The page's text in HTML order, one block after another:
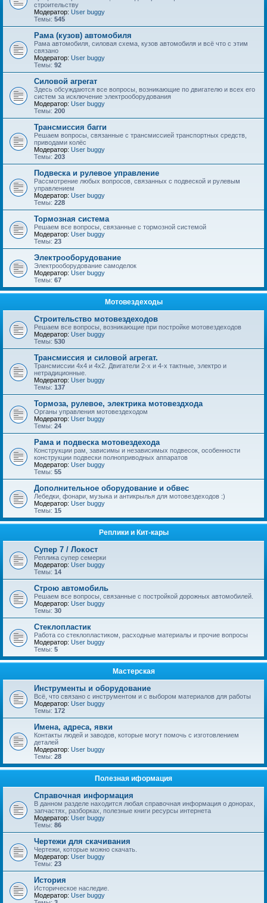
строительству
Модератор: User buggy
Темы: 545
Рама (кузов) автомобиля
Рама автомобиля, силовая схема, кузов автомобиля и всё что с этим
связано
Модератор: User buggy
Темы: 92
Силовой агрегат
Здесь обсуждаются все вопросы, возникающие по двигателю и всех его
систем за исключение электрооборудования
Модератор: User buggy
Темы: 200
Трансмиссия багги
Решаем вопросы, связанные с трансмиссией транспортных средств,
приводами колёс
Модератор: User buggy
Темы: 203
Подвеска и рулевое управление
Рассмотрение любых вопросов, связанных с подвеской и рулевым
управлением
Модератор: User buggy
Темы: 228
Тормозная система
Решаем все вопросы, связанные с тормозной системой
Модератор: User buggy
Темы: 23
Электрооборудование
Электрооборудование самоделок
Модератор: User buggy
Темы: 67
Мотовездеходы
Строительство мотовездеходов
Решаем все вопросы, возникающие при постройке мотовездеходов
Модератор: User buggy
Темы: 530
Трансмиссия и силовой агрегат.
Трансмиссии 4х4 и 4х2. Двигатели 2-х и 4-х тактные, электро и
нетрадиционные.
Модератор: User buggy
Темы: 137
Тормоза, рулевое, электрика мотовездхода
Органы управления мотовездеходом
Модератор: User buggy
Темы: 24
Рама и подвеска мотовездехода
Конструкции рам, зависимы и независимых подвесок, особенности
конструкции подвески полноприводных аппаратов
Модератор: User buggy
Темы: 55
Дополнительное оборудование и обвес
Лебедки, фонари, музыка и антикрылья для мотовездеходов :)
Модератор: User buggy
Темы: 15
Реплики и Кит-кары
Супер 7 / Локост
Реплика супер семерки
Модератор: User buggy
Темы: 14
Строю автомобиль
Решаем все вопросы, связанные с постройкой дорожных автомобилей.
Модератор: User buggy
Темы: 30
Стеклопластик
Работа со стеклопластиком, расходные материалы и прочие вопросы
Модератор: User buggy
Темы: 5
Мастерская
Инструменты и оборудование
Всё, что связано с инструментом и с выбором материалов для работы
Модератор: User buggy
Темы: 172
Имена, адреса, явки
Контакты людей и заводов, которые могут помочь с изготовлением
деталей
Модератор: User buggy
Темы: 28
Полезная иформация
Справочная информация
В данном разделе находится любая справочная информация о донорах,
запчастях, разборках, полезные книги ресурсы интернета
Модератор: User buggy
Темы: 86
Чертежи для скачивания
Чертежи, которые можно скачать.
Модератор: User buggy
Темы: 23
История
Историческое наследие.
Модератор: User buggy